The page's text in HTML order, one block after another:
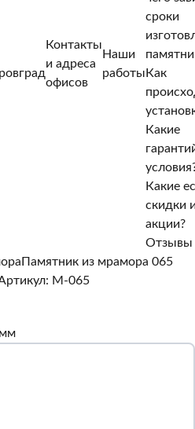
Контакты
и адреса
офисов
Наши
работы
сроки
Как
Какие
Какие
скидки
акции?
Отзывы
Памятник из мрамора 065
M-065